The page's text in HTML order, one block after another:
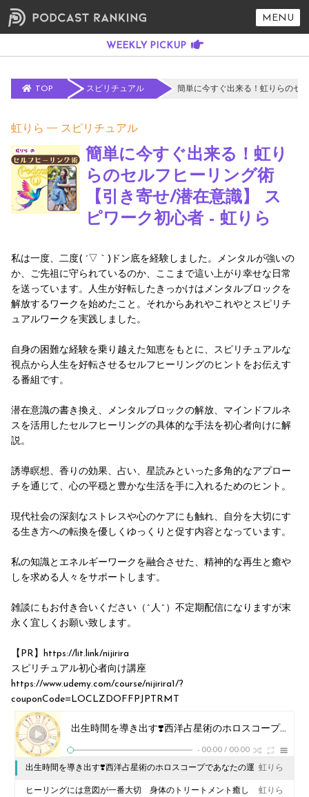
MENU
TOP スピリチュアル 簡単に今すぐ出来る！虹りらのセ
虹りら スピリチュアル
簡単に今すぐ出来る！虹り
らのセルフヒーリング術
【引き寄せ/潜在意識】 ス
ピワーク初心者 - 虹りら
私は一度、二度( ´▽｀)ドン底を経験しました。メンタルが強いの
か、ご先祖に守られているのか、ここまで這い上がり幸せな日常
を送っています。人生が好転したきっかけはメンタルブロックを
解放するワークを始めたこと。それからあれやこれやとスピリチ
ュアルワークを実践しました。
自身の困難な経験を乗り越えた知恵をもとに、スピリチュアルな
視点から人生を好転させるセルフヒーリングのヒントをお伝えす
る番組です。
潜在意識の書き換え、メンタルブロックの解放、マインドフルネ
スを活用したセルフヒーリングの具体的な手法を初心者向けに解
説。
誘導瞑想、香りの効果、占い、星読みといった多角的なアプロー
チを通じて、心の平穏と豊かな生活を手に入れるためのヒント。
現代社会の深刻なストレスや心のケアにも触れ、自分を大切にす
る生き方への転換を優しくゆっくりと促す内容となっています。
私の知識とエネルギーワークを融合させた、精神的な再生と癒や
しを求める人々をサポートします。
雑談にもお付き合いください（^人^）不定期配信になりますが末
永く宜しくお願い致します。
【PR】https://lit.link/nijirira
スピリチュアル初心者向け講座
https://www.udemy.com/course/nijirira1/?
couponCode=LOCLZDOFFPJPTRMT
出生時間を導き出す❣️西洋占星術のホロスコープであなたの運命＆宿命が明らかになる!! 77
- 00:00 / 00:00
出生時間を導き出す❣️西洋占星術のホロスコープであなたの運
命＆宿命が明らかになる!! 77
虹りら
ヒーリングには意図が一番大切 身体のトリートメント癒し 虹りら